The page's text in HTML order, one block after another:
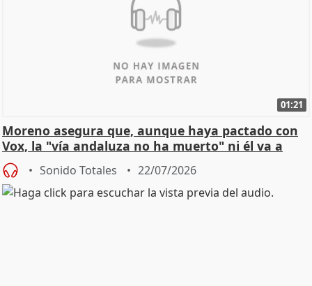
01:21
Moreno asegura que, aunque haya pactado con
Vox, la "vía andaluza no ha muerto" ni él va a
"cambiar"
Sonido Totales 22/07/2026